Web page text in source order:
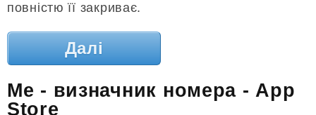
повністю її закриває.
Далі
Me - визначник номера - App
Store